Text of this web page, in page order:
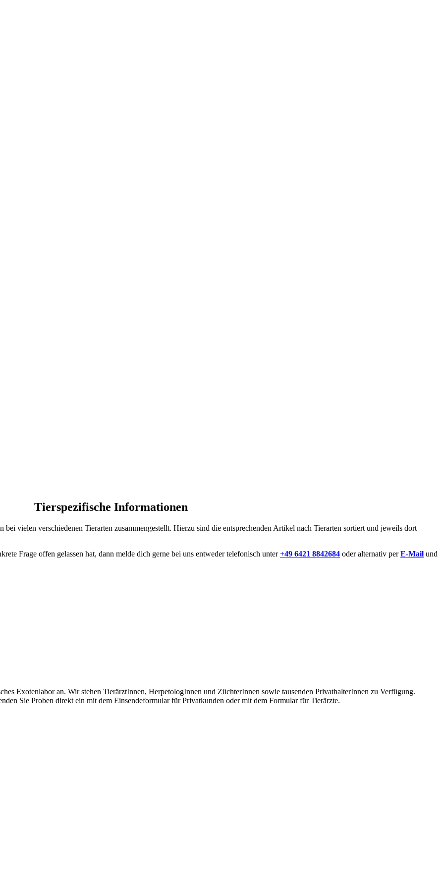
Tierspezifische Informationen
vielen verschiedenen Tierarten zusammengestellt. Hierzu sind die entsprechenden Artikel nach Tierarten sortiert und jeweils dort
Frage offen gelassen hat, dann melde dich gerne bei uns entweder telefonisch unter+49 6421 8842684 oder alternativ perE-Mail und
Exotenlabor an. Wir stehen TierärztInnen, HerpetologInnen und ZüchterInnen sowie tausenden PrivathalterInnen zu Verfügung.
Sie Proben direkt ein mit dem Einsendeformular für Privatkunden oder mit dem Formular für Tierärzte.